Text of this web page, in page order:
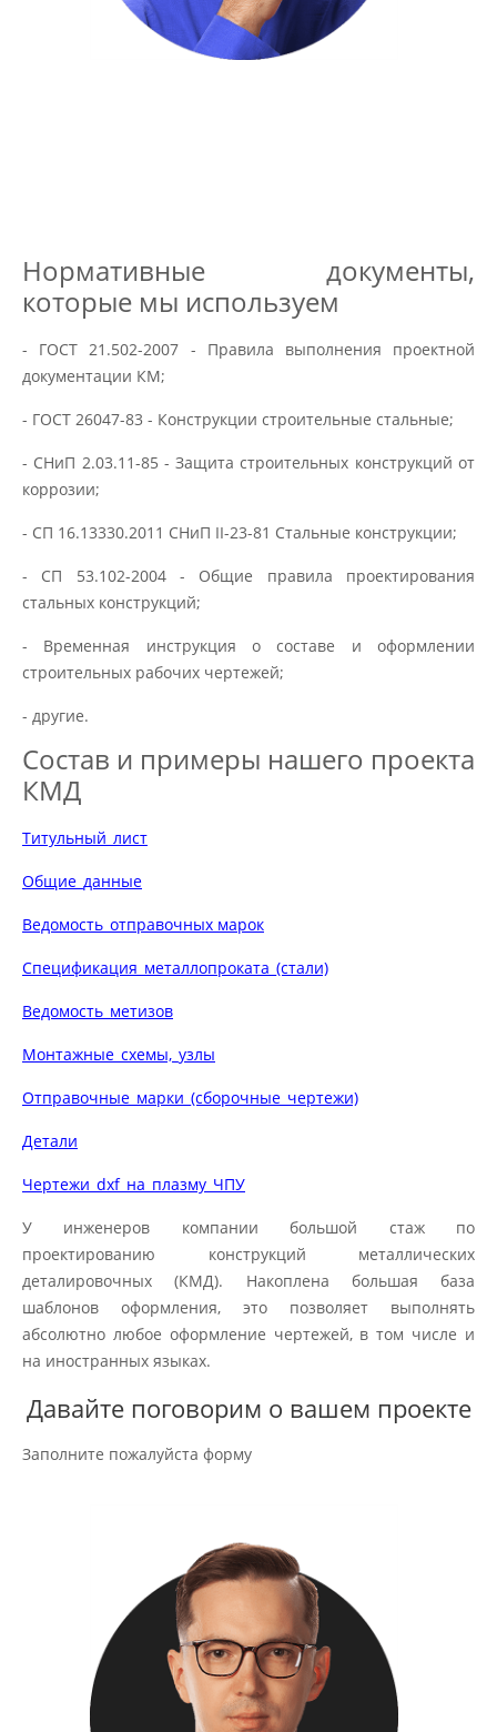
Нормативные документы,
которые мы используем
- ГОСТ 21.502-2007 - Правила выполнения проектной
документации КМ;
- ГОСТ 26047-83 - Конструкции строительные стальные;
- СНиП 2.03.11-85 - Защита строительных конструкций от
коррозии;
- СП 16.13330.2011 СНиП II-23-81 Стальные конструкции;
- СП 53.102-2004 - Общие правила проектирования
стальных конструкций;
- Временная инструкция о составе и оформлении
строительных рабочих чертежей;
- другие.
Состав и примеры нашего проекта
КМД
Титульный_лист
Общие_данные
Ведомость_отправочных марок
Спецификация_металлопроката_(стали)
Ведомость_метизов
Монтажные_схемы,_узлы
Отправочные_марки_(сборочные_чертежи)
Детали
Чертежи_dxf_на_плазму_ЧПУ
У инженеров компании большой стаж по
проектированию конструкций металлических
деталировочных (КМД). Накоплена большая база
шаблонов оформления, это позволяет выполнять
абсолютно любое оформление чертежей, в том числе и
на иностранных языках.
Давайте поговорим о вашем проекте
Заполните пожалуйста форму